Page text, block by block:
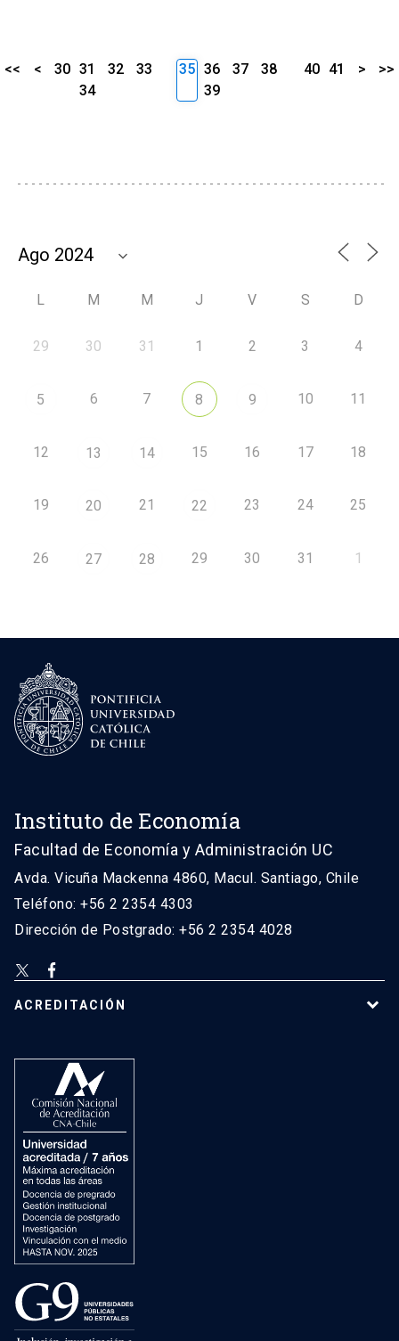
<< < 30 31 32
33
34
35 36 37
38
39
40 41 > >>
L M M J V S D
29 30 31 1 2 3 4
5 6 7 8 9 10 11
12 13 14 15 16 17 18
19 20 21 22 23 24 25
26 27 28 29 30 31 1
Instituto de Economía
Facultad de Economía y Administración UC
Avda. Vicuña Mackenna 4860, Macul. Santiago, Chile
Teléfono: +56 2 2354 4303
Dirección de Postgrado: +56 2 2354 4028
ACREDITACIÓN